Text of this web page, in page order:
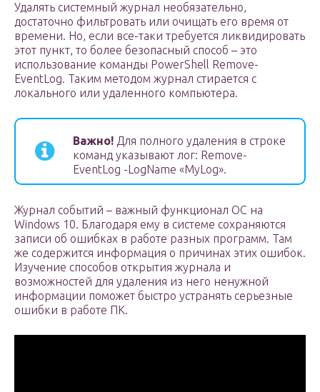
Удалять системный журнал необязательно,
достаточно фильтровать или очищать его время от
времени. Но, если все-таки требуется ликвидировать
этот пункт, то более безопасный способ – это
использование команды PowerShell Remove-
EventLog. Таким методом журнал стирается с
локального или удаленного компьютера.
Важно! Для полного удаления в строке
команд указывают лог: Remove-
EventLog -LogName «MyLog».
Журнал событий – важный функционал ОС на
Windows 10. Благодаря ему в системе сохраняются
записи об ошибках в работе разных программ. Там
же содержится информация о причинах этих ошибок.
Изучение способов открытия журнала и
возможностей для удаления из него ненужной
информации поможет быстро устранять серьезные
ошибки в работе ПК.